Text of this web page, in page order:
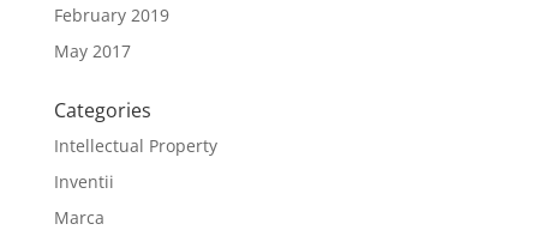
February 2019
May 2017
Categories
Intellectual Property
Inventii
Marca